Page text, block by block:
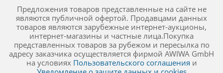
Предложения товаров представленные на сайте не
являются публичной офертой. Продавцами данных
товаров являются зарубежные интернет-аукционы,
интернет-магазины и частные лица.Покупка
представленных товаров за рубежом и пересылка по
адресу заказчика осуществляется фирмой AWIWA GmbH
на условиях Пользовательского соглашения и